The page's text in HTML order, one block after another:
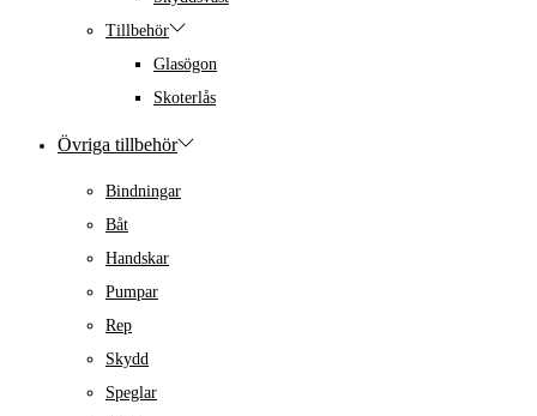
Tillbehör
Glasögon
Skoterlås
Övriga tillbehör
Bindningar
Båt
Handskar
Pumpar
Rep
Skydd
Speglar